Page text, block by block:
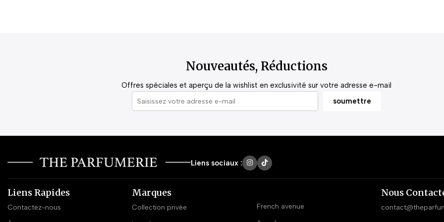
Nouveautés, Réductions
Offres spéciales et aperçu de la wishlist en exclusivité sur votre adresse e-mail
Liens sociaux :
Liens Rapides
Contactez-nous
Marques
Collection privée
French avenue
Nous